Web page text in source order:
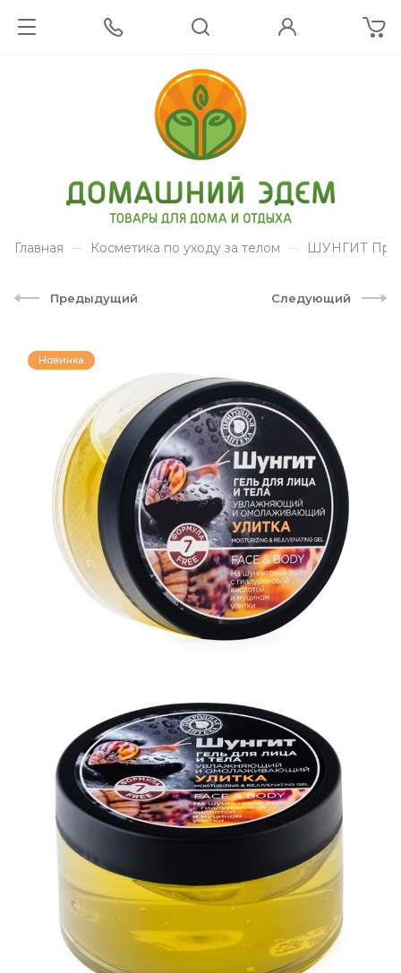
Главная Косметика по уходу за телом ШУНГИТ
Предыдущий Следующий
Новинка